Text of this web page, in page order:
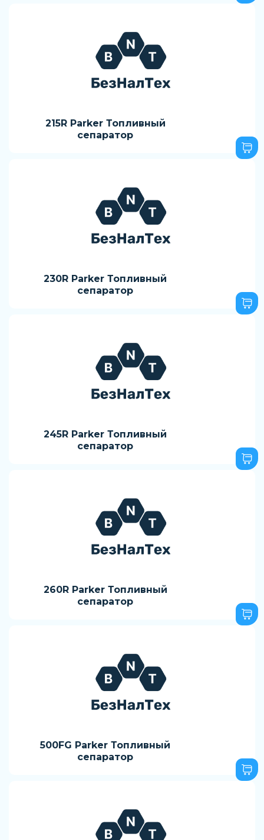
215R Parker Топливный
сепаратор
230R Parker Топливный
сепаратор
245R Parker Топливный
сепаратор
260R Parker Топливный
сепаратор
500FG Parker Топливный
сепаратор